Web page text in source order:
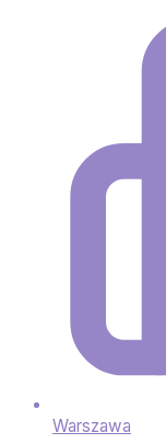
Warszawa